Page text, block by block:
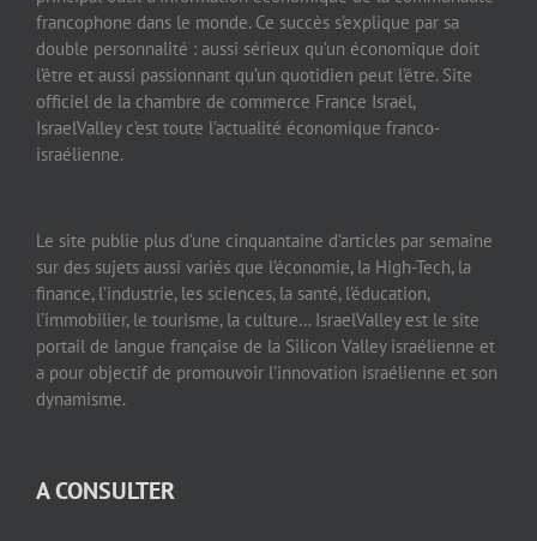
francophone dans le monde. Ce succès s’explique par sa
double personnalité : aussi sérieux qu’un économique doit
l’être et aussi passionnant qu’un quotidien peut l’être. Site
officiel de la chambre de commerce France Israël,
IsraelValley c’est toute l’actualité économique franco-
israélienne.
Le site publie plus d’une cinquantaine d’articles par semaine
sur des sujets aussi variés que l’économie, la High-Tech, la
finance, l’industrie, les sciences, la santé, l’éducation,
l’immobilier, le tourisme, la culture… IsraelValley est le site
portail de langue française de la Silicon Valley israélienne et
a pour objectif de promouvoir l’innovation israélienne et son
dynamisme.
A CONSULTER